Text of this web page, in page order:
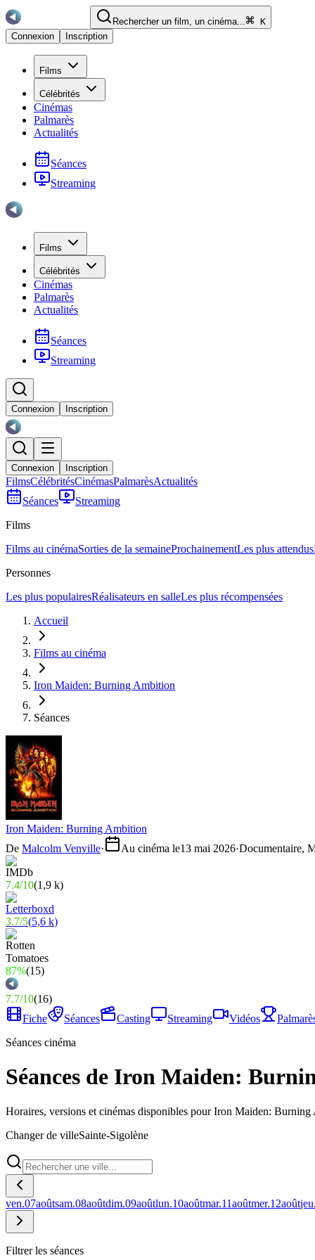
Rechercher un film, un cinéma...
K
Connexion
Inscription
Films
Célébrités
Cinémas
Palmarès
Actualités
Séances
Streaming
Films
Célébrités
Cinémas
Palmarès
Actualités
Séances
Streaming
Connexion Inscription
Connexion Inscription
FilmsCélébritésCinémasPalmarèsActualités
Séances
Streaming
Films
Films au cinémaSorties de la semaineProchainementLes plus attendus
Personnes
Les plus populairesRéalisateurs en salleLes plus récompensées
Accueil
Films au cinéma
Iron Maiden: Burning Ambition
Séances
Iron Maiden: Burning Ambition
De Malcolm Venville· Au cinéma le13 mai 2026·Documentaire,
7.4/10(1,9 k)
3.7/5(5,6 k)
87%(15)
7.7/10(16)
Fiche
Séances Casting Streaming Vidéos
Séances cinéma
Séances de Iron Maiden:
Horaires, versions et cinémas disponibles pour Iron Maiden:
Changer de villeSainte-Sigolène
ven.07aoûtsam.08aoûtdim.09aoûtlun.10aoûtmar.11aoûtmer.12aoûtjeu.
Filtrer les séances